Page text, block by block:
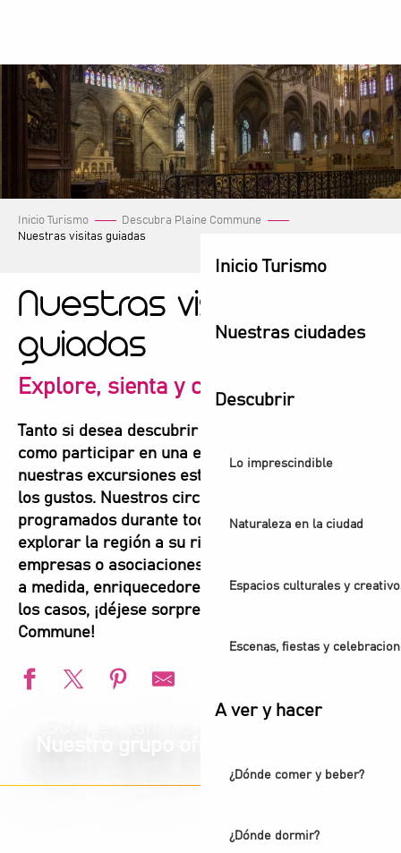
principal
Inicio Turismo
Nuestras ciudades
Descubrir
Lo imprescindible
Naturaleza en la ciudad
Espacios culturales y
Escenas, fiestas y
A ver y hacer
¿Dónde comer y beber?
¿Dónde dormir?
Inicio Turismo
Descubra Plaine Commune
Nuestras visitas guiadas
Nuestras visitas
guiadas
Explore, sienta y comparta
Tanto si desea descubrir la zona por su cuenta
como participar en una experiencia de grupo,
nuestras excursiones están diseñadas para todos
los gustos. Nuestros circuitos individuales,
programados durante todo el año, le invitan a
explorar la región a su ritmo. Para grupos,
empresas o asociaciones, proponemos circuitos
a medida, enriquecedores y agradables. En todos
los casos, ¡déjese sorprender por Plaine
Commune!
¿Solo, en familia o con amigos?